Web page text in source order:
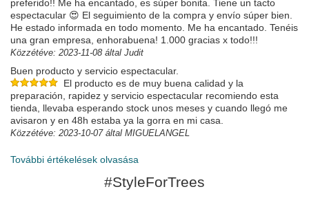
preferido!! Me ha encantado, es súper bonita. Tiene un tacto
espectacular 😍 El seguimiento de la compra y envío súper bien.
He estado informada en todo momento. Me ha encantado. Tenéis
una gran empresa, enhorabuena! 1.000 gracias x todo!!!
Közzétéve: 2023-11-08 által Judit
Buen producto y servicio espectacular.
El producto es de muy buena calidad y la
preparación, rapidez y servicio espectacular recomiendo esta
tienda, llevaba esperando stock unos meses y cuando llegó me
avisaron y en 48h estaba ya la gorra en mi casa.
Közzétéve: 2023-10-07 által MIGUELANGEL
Mein Liebling
Közzétéve: 2023-07-01 által Stefan
További értékelések olvasása
#StyleForTrees